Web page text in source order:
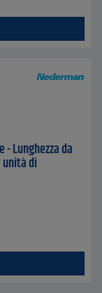
Lunghezza da
unità di